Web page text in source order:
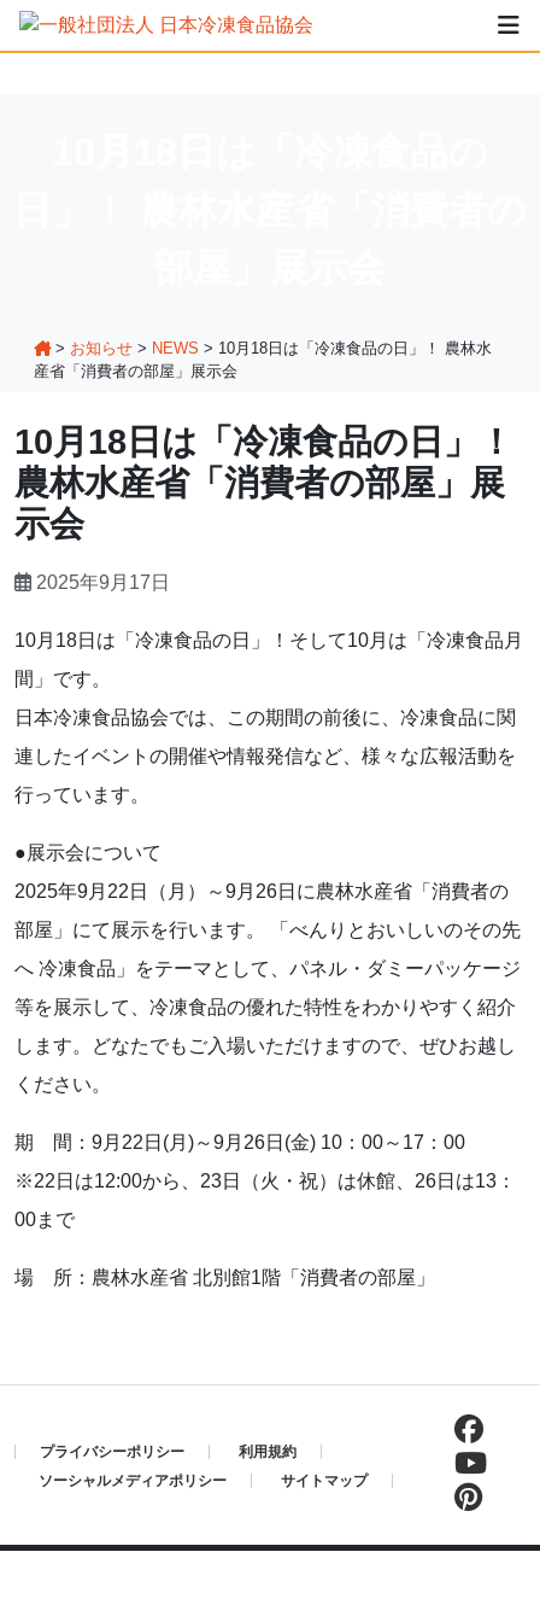
> お知らせ > NEWS > 10月18日は「冷凍食品の日」！ 農林水
産省「消費者の部屋」展示会
10月18日は「冷凍食品の日」！
農林水産省「消費者の部屋」展
示会
2025年9月17日
10月18日は「冷凍食品の日」！そして10月は「冷凍食品月
間」です。
日本冷凍食品協会では、この期間の前後に、冷凍食品に関
連したイベントの開催や情報発信など、様々な広報活動を
行っています。
●展示会について
2025年9月22日（月）～9月26日に農林水産省「消費者の
部屋」にて展示を行います。 「べんりとおいしいのその先
へ 冷凍食品」をテーマとして、パネル・ダミーパッケージ
等を展示して、冷凍食品の優れた特性をわかりやすく紹介
します。どなたでもご入場いただけますので、ぜひお越し
ください。
期 間：9月22日(月)～9月26日(金) 10：00～17：00
※22日は12:00から、23日（火・祝）は休館、26日は13：
00まで
場 所：農林水産省 北別館1階「消費者の部屋」
プライバシーポリシー
利用規約
ソーシャルメディアポリシー
サイトマップ